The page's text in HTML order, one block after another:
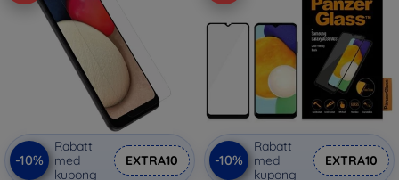
-10%
Rabatt
med
kupong
EXTRA10 -10%
Rabatt
med
kupong
EXTRA10